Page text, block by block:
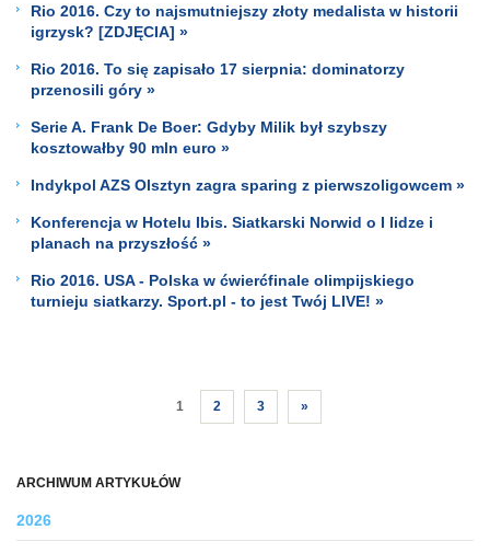
ARCHIWUM ARTYKUŁÓW
2026
Rio 2016. Czy to najsmutniejszy złoty medalista w historii
igrzysk? [ZDJĘCIA] »
Rio 2016. To się zapisało 17 sierpnia: dominatorzy
przenosili góry »
Serie A. Frank De Boer: Gdyby Milik był szybszy
kosztowałby 90 mln euro »
Indykpol AZS Olsztyn zagra sparing z pierwszoligowcem »
Konferencja w Hotelu Ibis. Siatkarski Norwid o I lidze i
planach na przyszłość »
Rio 2016. USA - Polska w ćwierćfinale olimpijskiego
turnieju siatkarzy. Sport.pl - to jest Twój LIVE! »
1 2 3 »